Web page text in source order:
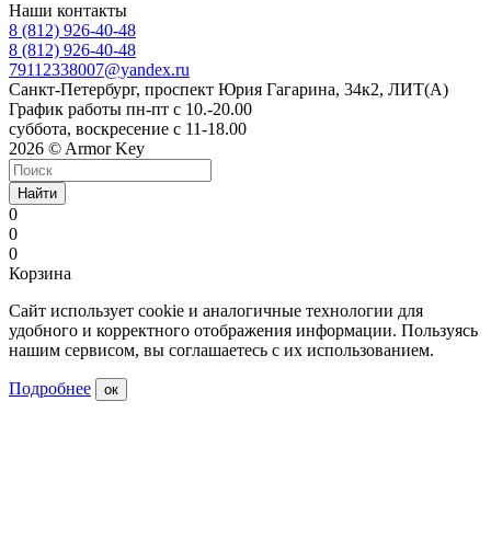
Наши контакты
8 (812) 926-40-48
8 (812) 926-40-48
79112338007@yandex.ru
Санкт-Петербург, проспект Юрия Гагарина, 34к2, ЛИТ(А)
График работы пн-пт с 10.-20.00
суббота, воскресение с 11-18.00
2026 © Armor Key
Найти
0
0
0
Корзина
Сайт использует cookie и аналогичные технологии для
удобного и корректного отображения информации. Пользуясь
нашим сервисом, вы соглашаетесь с их использованием.
Подробнее ок